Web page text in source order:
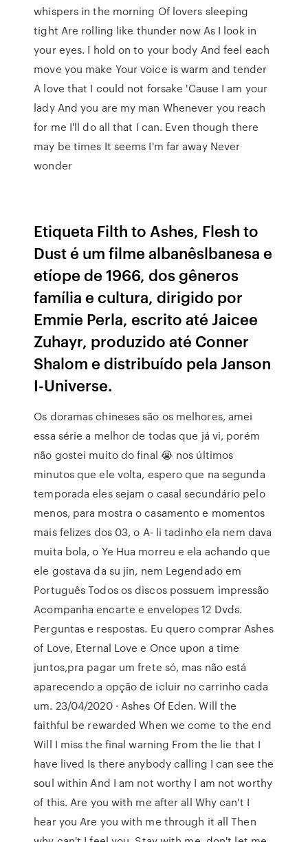
whispers in the morning Of lovers sleeping
tight Are rolling like thunder now As I look in
your eyes. I hold on to your body And feel each
move you make Your voice is warm and tender
A love that I could not forsake 'Cause I am your
lady And you are my man Whenever you reach
for me I'll do all that I can. Even though there
may be times It seems I'm far away Never
wonder
Etiqueta Filth to Ashes, Flesh to
Dust é um filme albanêslbanesa e
etíope de 1966, dos gêneros
família e cultura, dirigido por
Emmie Perla, escrito até Jaicee
Zuhayr, produzido até Conner
Shalom e distribuído pela Janson
I-Universe.
Os doramas chineses são os melhores, amei
essa série a melhor de todas que já vi, porém
não gostei muito do final 😭 nos últimos
minutos que ele volta, espero que na segunda
temporada eles sejam o casal secundário pelo
menos, para mostra o casamento e momentos
mais felizes dos 03, o A- li tadinho ela nem dava
muita bola, o Ye Hua morreu e ela achando que
ele gostava da su jin, nem Legendado em
Português Todos os discos possuem impressão
Acompanha encarte e envelopes 12 Dvds.
Perguntas e respostas. Eu quero comprar Ashes
of Love, Eternal Love e Once upon a time
juntos,pra pagar um frete só, mas não está
aparecendo a opção de icluir no carrinho cada
um. 23/04/2020 · Ashes Of Eden. Will the
faithful be rewarded When we come to the end
Will I miss the final warning From the lie that I
have lived Is there anybody calling I can see the
soul within And I am not worthy I am not worthy
of this. Are you with me after all Why can't I
hear you Are you with me through it all Then